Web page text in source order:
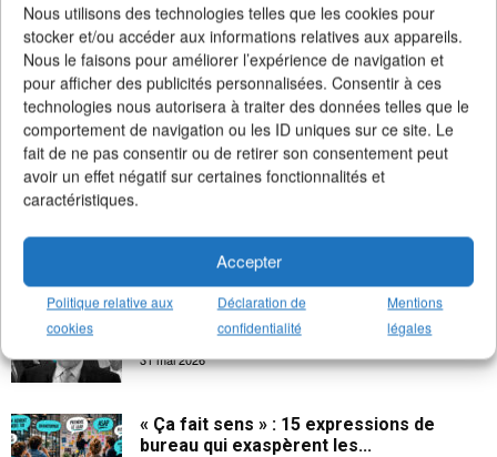
Nous utilisons des technologies telles que les cookies pour
stocker et/ou accéder aux informations relatives aux appareils.
Nous le faisons pour améliorer l’expérience de navigation et
pour afficher des publicités personnalisées. Consentir à ces
technologies nous autorisera à traiter des données telles que le
comportement de navigation ou les ID uniques sur ce site. Le
fait de ne pas consentir ou de retirer son consentement peut
avoir un effet négatif sur certaines fonctionnalités et
caractéristiques.
Accepter
Politique relative aux
cookies
Déclaration de
confidentialité
Mentions
légales
Les salaires indécents des CEOs dans la
31 mai 2026
« Ça fait sens » : 15 expressions de
bureau qui exaspèrent les...